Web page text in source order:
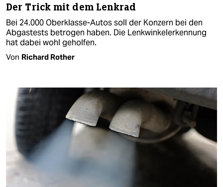
Der Trick mit dem Lenkrad
Bei 24.000 Oberklasse-Autos soll der Konzern bei den
Abgastests betrogen haben. Die Lenkwinkelerkennung
hat dabei wohl geholfen.
Von Richard Rother